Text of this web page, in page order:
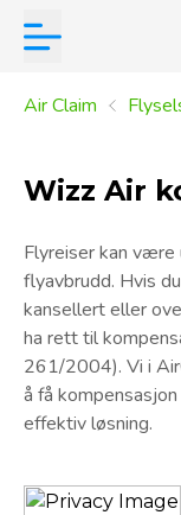
Air Claim
Wizz Air
Flyreiser kan
flyavbrudd. Hvis
kansellert eller
ha rett til
261/2004). Vi i
å få
effektiv løsning.